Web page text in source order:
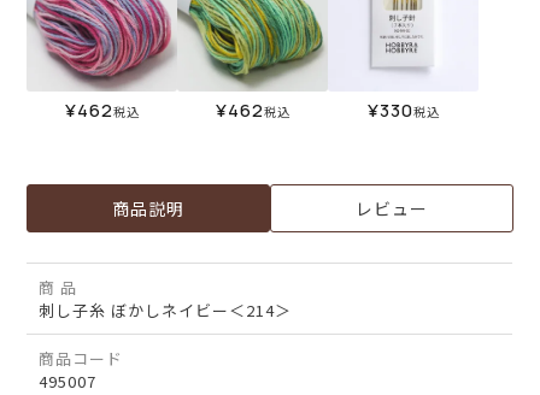
¥462税込 ¥462税込 ¥330税込
商品説明 レビュー
商 品
刺し子糸 ぼかしネイビー＜214＞
商品コード
495007